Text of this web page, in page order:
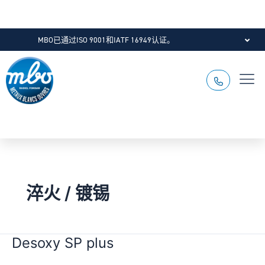
MBO已通过ISO 9001和IATF 16949认证。
淬火 / 镀锡
Desoxy SP plus
Desoxy